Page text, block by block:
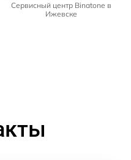
Сервисный центр Binatone в
Ижевске